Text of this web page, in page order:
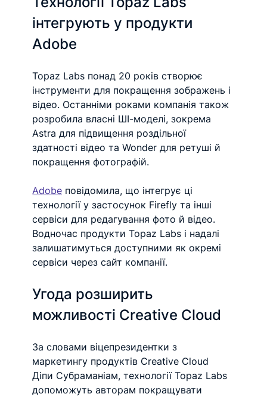
інтегрують у продукти
Adobe
Topaz Labs понад 20 років створює
інструменти для покращення зображень і
відео. Останніми роками компанія також
розробила власні ШІ-моделі, зокрема
Astra для підвищення роздільної
здатності відео та Wonder для ретуші й
покращення фотографій.
Adobe повідомила, що інтегрує ці
технології у застосунок Firefly та інші
сервіси для редагування фото й відео.
Водночас продукти Topaz Labs і надалі
залишатимуться доступними як окремі
сервіси через сайт компанії.
Угода розширить
можливості Creative Cloud
За словами віцепрезидентки з
маркетингу продуктів Creative Cloud
Діпи Субраманіам, технології Topaz Labs
допоможуть авторам покращувати